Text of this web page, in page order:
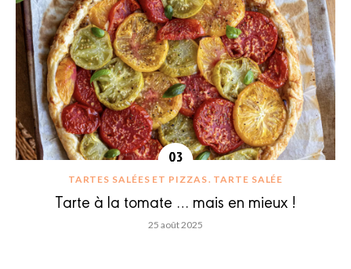
TARTES SALÉES ET PIZZAS TARTE SALÉE
Tarte à la tomate … mais en mieux !
25 août 2025